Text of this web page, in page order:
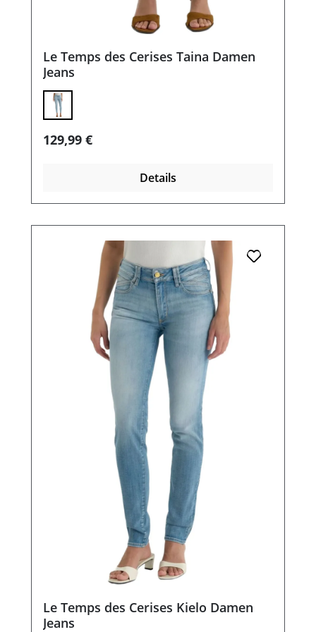
Le Temps des Cerises Taina Damen
Jeans
Regulärer Preis:
129,99 €
Details
Le Temps des Cerises Kielo Damen
Jeans